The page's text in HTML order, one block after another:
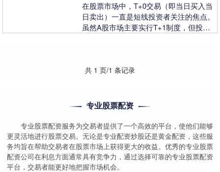
在股票市场中，T+0交易（即当日买入当
日卖出）一直是短线投资者关注的焦点。
虽然A股市场主要实行T+1制度，但投资
共 1 页/1 条记录
专业股票配资
专业股票配资服务为交易者提供了一个高效的平台，使他们能够
更灵活地进行股票交易。无论是专业配资炒股还是黄金配资，这些服
务均旨在帮助交易者在股票市场上获得更大的收益。优秀的专业股票
配资公司在利息方面通常具有竞争力，通过选择可靠的专业股票配资
平台，交易者能更好地把握市场机会。